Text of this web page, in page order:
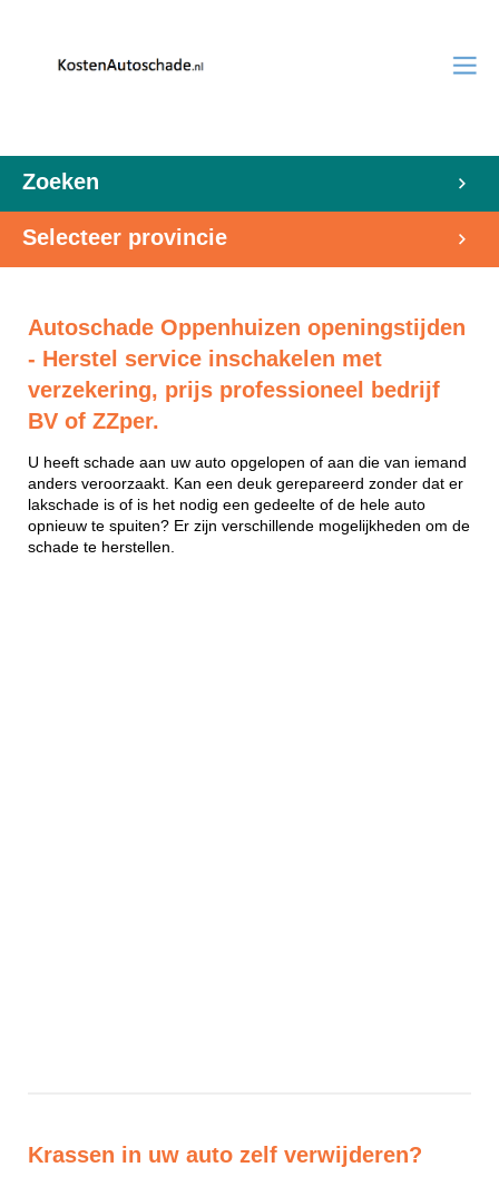
Zoeken
Selecteer provincie
Autoschade Oppenhuizen openingstijden
- Herstel service inschakelen met
verzekering, prijs professioneel bedrijf
BV of ZZper.
U heeft schade aan uw auto opgelopen of aan die van iemand
anders veroorzaakt. Kan een deuk gerepareerd zonder dat er
lakschade is of is het nodig een gedeelte of de hele auto
opnieuw te spuiten? Er zijn verschillende mogelijkheden om de
schade te herstellen.
Krassen in uw auto zelf verwijderen?